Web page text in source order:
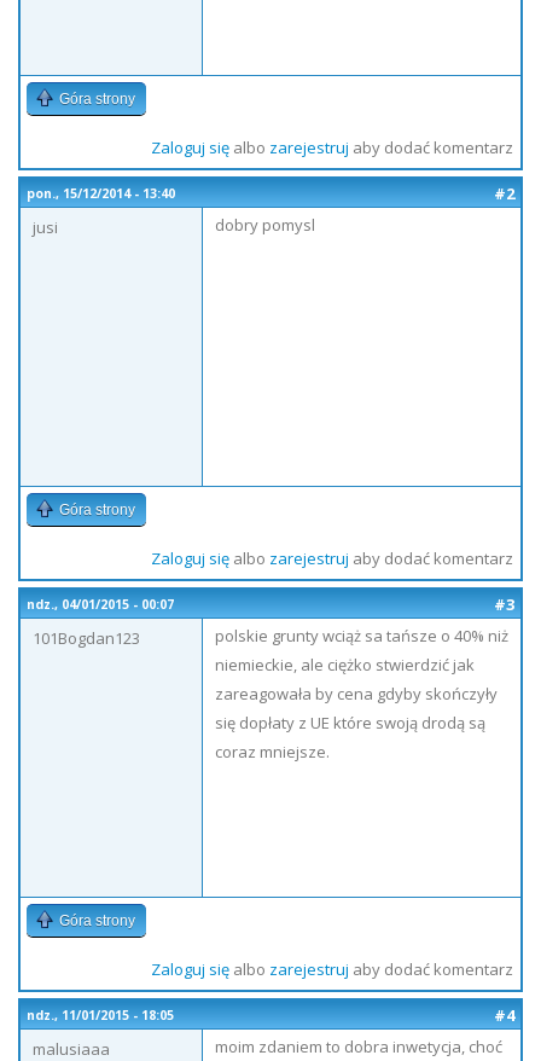
Góra strony
Zaloguj sięalbo zarejestruj aby dodać komentarz
pon., 15/12/2014 - 13:40
#2
jusi
dobry pomysl
Góra strony
Zaloguj sięalbo zarejestruj aby dodać komentarz
ndz., 04/01/2015 - 00:07
#3
101Bogdan123
polskie grunty wciąż sa tańsze o 40% niż
niemieckie, ale ciężko stwierdzić jak
zareagowała by cena gdyby skończyły
się dopłaty z UE które swoją drodą są
coraz mniejsze.
Góra strony
Zaloguj sięalbo zarejestruj aby dodać komentarz
ndz., 11/01/2015 - 18:05
#4
malusiaaa
moim zdaniem to dobra inwetycja, choć